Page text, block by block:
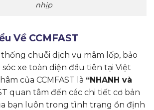
nhịp
Về CCMFAST
thống chuỗi dịch vụ mâm lốp, bảo
xe toàn diện đầu tiên tại Việt
của CCMFAST là “NHANH và
quan tâm đến các chi tiết cơ bản
bạn luôn trong tình trạng ổn định